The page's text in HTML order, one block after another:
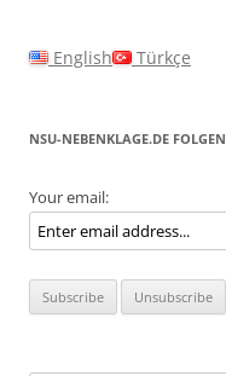
English Türkçe
NSU-NEBENKLAGE.DE FOLGEN
Your email: